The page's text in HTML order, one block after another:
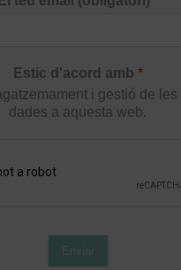
Estic d'acord amb *
i gestió de les
dades a aquesta web.
Enviar